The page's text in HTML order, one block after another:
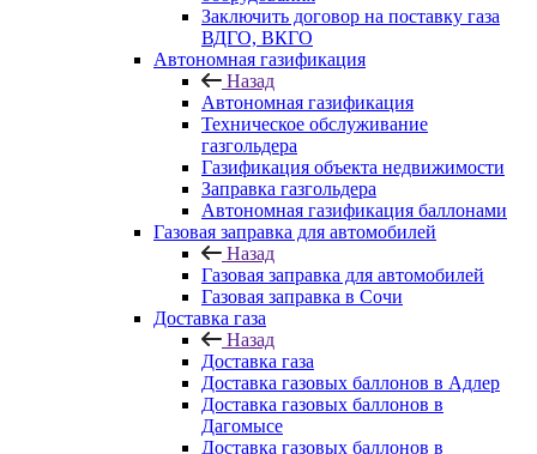
Заключить договор на поставку газа
ВДГО, ВКГО
Автономная газификация
Назад
Автономная газификация
Техническое обслуживание
газгольдера
Газификация объекта недвижимости
Заправка газгольдера
Автономная газификация баллонами
Газовая заправка для автомобилей
Назад
Газовая заправка для автомобилей
Газовая заправка в Сочи
Доставка газа
Назад
Доставка газа
Доставка газовых баллонов в Адлер
Доставка газовых баллонов в
Дагомысе
Доставка газовых баллонов в